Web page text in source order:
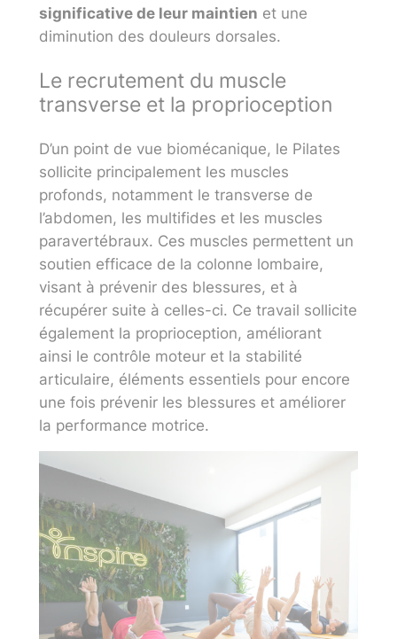
significative de leur maintien et une
diminution des douleurs dorsales.
Le recrutement du muscle
transverse et la proprioception
D’un point de vue biomécanique, le Pilates
sollicite principalement les muscles
profonds, notamment le transverse de
l’abdomen, les multifides et les muscles
paravertébraux. Ces muscles permettent un
soutien efficace de la colonne lombaire,
visant à prévenir des blessures, et à
récupérer suite à celles-ci. Ce travail sollicite
également la proprioception, améliorant
ainsi le contrôle moteur et la stabilité
articulaire, éléments essentiels pour encore
une fois prévenir les blessures et améliorer
la performance motrice.